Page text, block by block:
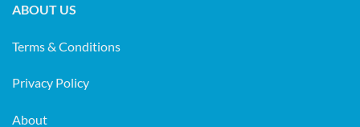
ABOUT US
Terms & Conditions
Privacy Policy
About